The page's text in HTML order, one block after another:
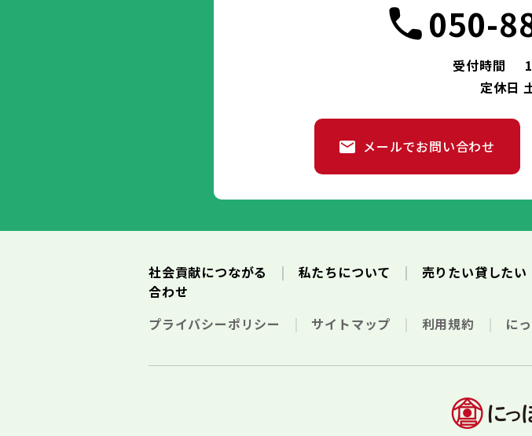
050-
受付時間
定休日
メールでお問い合わせ
社会貢献につながる 私たちについて 売りたい貸したい
合わせ
プライバシーポリシー
サイトマップ 利用規約 に